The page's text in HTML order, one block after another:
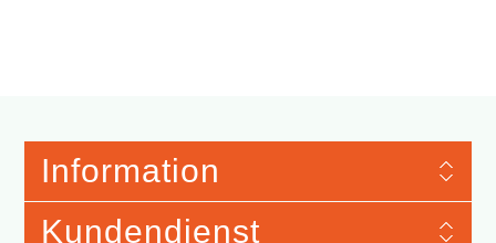
Information
Kundendienst